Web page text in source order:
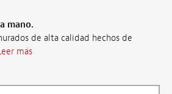
mano.
de alta calidad hechos de
más